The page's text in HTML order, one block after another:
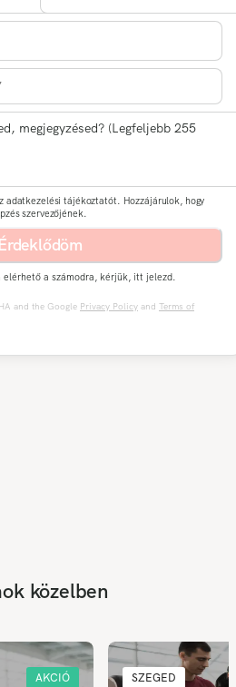
adatkezelési tájékoztatót. Hozzájárulok, hogy
szervezőjének.
Érdeklődöm
a számodra, kérjük, itt jelezd.
and the Google Privacy Policy and Terms of
közelben
AKCIÓ SZEGED